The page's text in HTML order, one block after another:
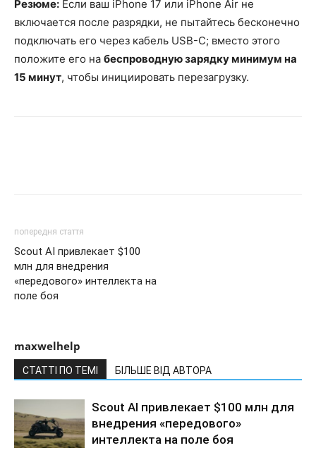
Резюме: Если ваш iPhone 17 или iPhone Air не
включается после разрядки, не пытайтесь бесконечно
подключать его через кабель USB-C; вместо этого
положите его на беспроводную зарядку минимум на
15 минут, чтобы инициировать перезагрузку.
попередня стаття
Scout AI привлекает $100
млн для внедрения
«передового» интеллекта на
поле боя
maxwelhelp
СТАТТІ ПО ТЕМІ БІЛЬШЕ ВІД АВТОРА
Scout AI привлекает $100 млн для
внедрения «передового»
интеллекта на поле боя